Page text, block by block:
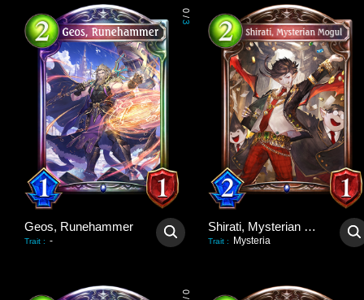
0
/
3
Geos, Runehammer
Trait : -
Shirati, Mysterian Mogul
Trait : Mysteria
0
/